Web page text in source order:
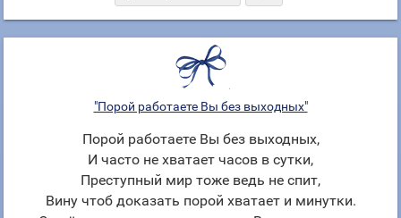
"Порой работаете Вы без выходных"
Порой работаете Вы без выходных,
И часто не хватает часов в сутки,
Преступный мир тоже ведь не спит,
Вину чтоб доказать порой хватает и минутки.